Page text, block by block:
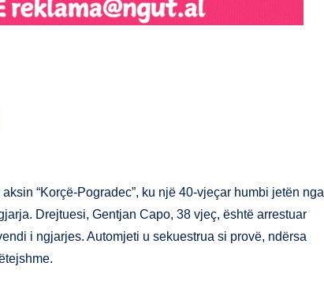
“Korçë-Pogradec”, ku një 40-vjeçar humbi jetën nga
Drejtuesi, Gentjan Capo, 38 vjeç, është arrestuar
i ngjarjes. Automjeti u sekuestrua si provë, ndërsa